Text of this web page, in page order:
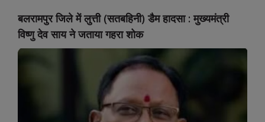
बलरामपुर जिले में लुत्ती (सतबहिनी) डैम हादसा : मुख्यमंत्री
विष्णु देव साय ने जताया गहरा शोक